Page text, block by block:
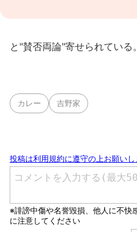
と"賛否両論"寄せられている。
カレー 吉野家